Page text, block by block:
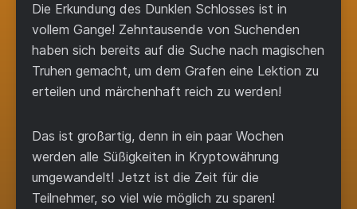
Die Erkundung des Dunklen Schlosses ist in
vollem Gange! Zehntausende von Suchenden
haben sich bereits auf die Suche nach magischen
Truhen gemacht, um dem Grafen eine Lektion zu
erteilen und märchenhaft reich zu werden!
Das ist großartig, denn in ein paar Wochen
werden alle Süßigkeiten in Kryptowährung
umgewandelt! Jetzt ist die Zeit für die
Teilnehmer, so viel wie möglich zu sparen!